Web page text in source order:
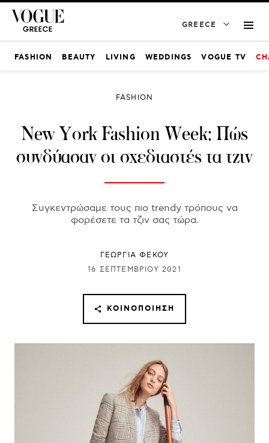
GREECE
FASHION BEAUTY LIVING WEDDINGS VOGUE TV
FASHION
New York Fashion Week: Πώς
συνδύασαν οι σχεδιαστές τα τζιν
Συγκεντρώσαμε τους πιο trendy τρόπους να
φορέσετε τα τζιν σας τώρα.
ΓΕΩΡΓΙΑ ΦΕΚΟΥ
16 ΣΕΠΤΕΜΒΡΊΟΥ 2021
ΚΟΙΝΟΠΟΊΗΣΗ